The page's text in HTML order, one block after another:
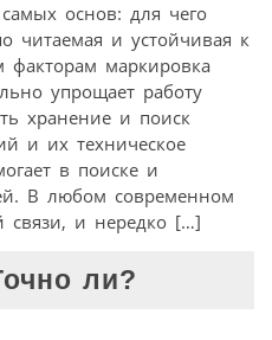
основ: для чего
читаемая и устойчивая к
маркировка
упрощает работу
хранение и поиск
и их техническое
в поиске и
В любом современном
связи, и нередко […]
ли?